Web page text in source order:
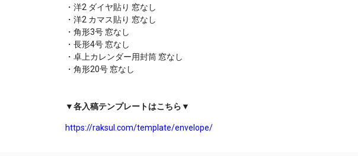
・洋2 ダイヤ貼り 窓なし
・洋2 カマス貼り 窓なし
・角形3号 窓なし
・長形4号 窓なし
・卓上カレンダー用封筒 窓なし
・角形20号 窓なし
▼各入稿テンプレートはこちら▼
https://raksul.com/template/envelope/